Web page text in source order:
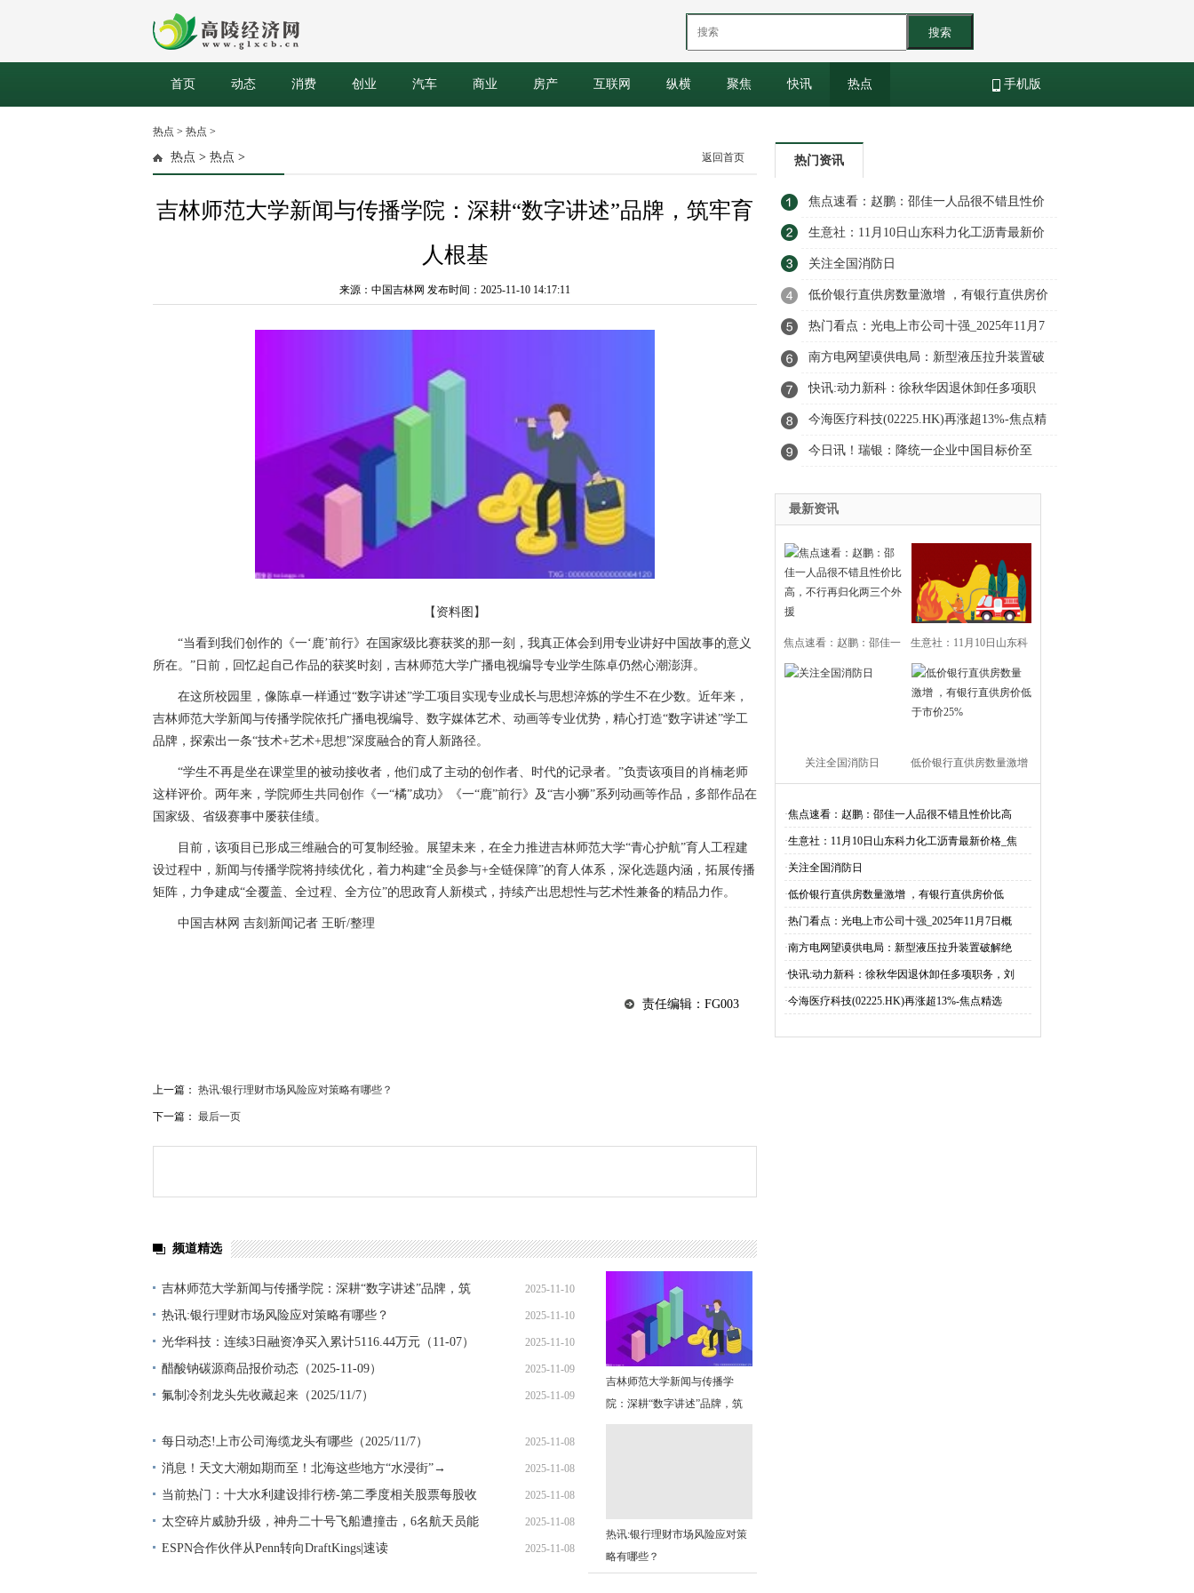
搜索
首页 动态 消费 创业 汽车 商业 房产 互联网 纵横 聚焦 快讯 热点 手机版
热点 > 热点 >
热点 > 热点 > 返回首页
吉林师范大学新闻与传播学院：深耕“数字讲述”品牌，筑牢育
人根基
来源：中国吉林网 发布时间：2025-11-10 14:17:11
【资料图】
“当看到我们创作的《一‘鹿’前行》在国家级比赛获奖的那一刻，我真正体会到用专业讲好中国故事的意义
所在。”日前，回忆起自己作品的获奖时刻，吉林师范大学广播电视编导专业学生陈卓仍然心潮澎湃。
在这所校园里，像陈卓一样通过“数字讲述”学工项目实现专业成长与思想淬炼的学生不在少数。近年来，
吉林师范大学新闻与传播学院依托广播电视编导、数字媒体艺术、动画等专业优势，精心打造“数字讲述”学工
品牌，探索出一条“技术+艺术+思想”深度融合的育人新路径。
“学生不再是坐在课堂里的被动接收者，他们成了主动的创作者、时代的记录者。”负责该项目的肖楠老师
这样评价。两年来，学院师生共同创作《一“橘”成功》《一“鹿”前行》及“吉小狮”系列动画等作品，多部作品在
国家级、省级赛事中屡获佳绩。
目前，该项目已形成三维融合的可复制经验。展望未来，在全力推进吉林师范大学“青心护航”育人工程建
设过程中，新闻与传播学院将持续优化，着力构建“全员参与+全链保障”的育人体系，深化选题内涵，拓展传播
矩阵，力争建成“全覆盖、全过程、全方位”的思政育人新模式，持续产出思想性与艺术性兼备的精品力作。
中国吉林网 吉刻新闻记者 王昕/整理
责任编辑：FG003
上一篇： 热讯:银行理财市场风险应对策略有哪些？
下一篇： 最后一页
频道精选
吉林师范大学新闻与传播学院：深耕“数字讲述”品牌，筑
牢育人根基
2025-11-10
14:17:11
热讯:银行理财市场风险应对策略有哪些？ 2025-11-10
10:02:11
光华科技：连续3日融资净买入累计5116.44万元（11-07） 2025-11-10
08:59:16
醋酸钠碳源商品报价动态（2025-11-09） 2025-11-09
17:19:17
氟制冷剂龙头先收藏起来（2025/11/7） 2025-11-09
每日动态!上市公司海缆龙头有哪些（2025/11/7） 2025-11-08
21:10:49
消息！天文大潮如期而至！北海这些地方“水浸街”→ 2025-11-08
18:24:23
当前热门：十大水利建设排行榜-第二季度相关股票每股收
益前十名
2025-11-08
16:12:24
太空碎片威胁升级，神舟二十号飞船遭撞击，6名航天员能
否长驻？-每日热议
2025-11-08
10:04:22
ESPN合作伙伴从Penn转向DraftKings|速读 2025-11-08
吉林师范大学新闻与传播学
院：深耕“数字讲述”品牌，筑
牢育人根基
热讯:银行理财市场风险应对策
略有哪些？
热门资讯
焦点速看：赵鹏：邵佳一人品很不错且性价
比高，不行再归化两三个外援
生意社：11月10日山东科力化工沥青最新价
格_焦点短讯
关注全国消防日
低价银行直供房数量激增 ，有银行直供房价
低于市价25%
热门看点：光电上市公司十强_2025年11月7
日概念股市值榜单出炉！
南方电网望谟供电局：新型液压拉升装置破
解绝缘子更换难题
快讯:动力新科：徐秋华因退休卸任多项职
务，刘建超获聘总经理且提名董事
今海医疗科技(02225.HK)再涨超13%-焦点精
选
今日讯！瑞银：降统一企业中国目标价至
最新资讯
焦点速看：赵鹏：邵佳一 生意社：11月10日山东科
关注全国消防日 低价银行直供房数量激增
价25%
·焦点速看：赵鹏：邵佳一人品很不错且性价比高
·生意社：11月10日山东科力化工沥青最新价格_焦
·关注全国消防日
·低价银行直供房数量激增 ，有银行直供房价低
·热门看点：光电上市公司十强_2025年11月7日概
·南方电网望谟供电局：新型液压拉升装置破解绝
·快讯:动力新科：徐秋华因退休卸任多项职务，刘
·今海医疗科技(02225.HK)再涨超13%-焦点精选